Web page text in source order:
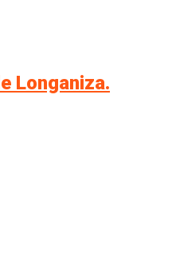
Longaniza.